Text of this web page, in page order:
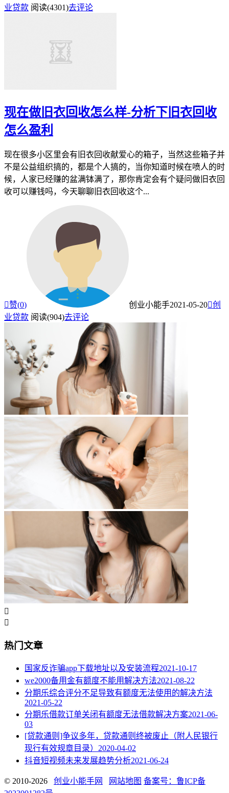
业贷款 阅读(4301)去评论
现在做旧衣回收怎么样-分析下旧衣回收
怎么盈利
现在很多小区里会有旧衣回收献爱心的箱子，当然这些箱子并
不是公益组织搞的，都是个人搞的，当你知道时候在喷人的时
候，人家已经赚的盆满钵满了，那你肯定会有个疑问做旧衣回
收可以赚钱吗，今天聊聊旧衣回收这个...
赞(0) 创业小能手2021-05-20创
业贷款 阅读(904)去评论


热门文章
国家反诈骗app下载地址以及安装流程2021-10-17
we2000备用金有额度不能用解决方法2021-08-22
分期乐综合评分不足导致有额度无法使用的解决方法
2021-05-22
分期乐借款订单关闭有额度无法借款解决方案2021-06-
03
[贷款通则]争议多年，贷款通则终被废止（附人民银行
现行有效规章目录） 2020-04-02
抖音短视频未来发展趋势分析2021-06-24
© 2010-2026 创业小能手网 网站地图 备案号：鲁ICP备